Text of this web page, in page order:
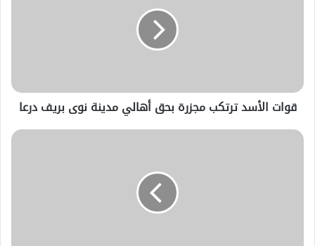
قوات الأسد ترتكب مجزرة بحق أهالي مدينة نوى بريف درعا